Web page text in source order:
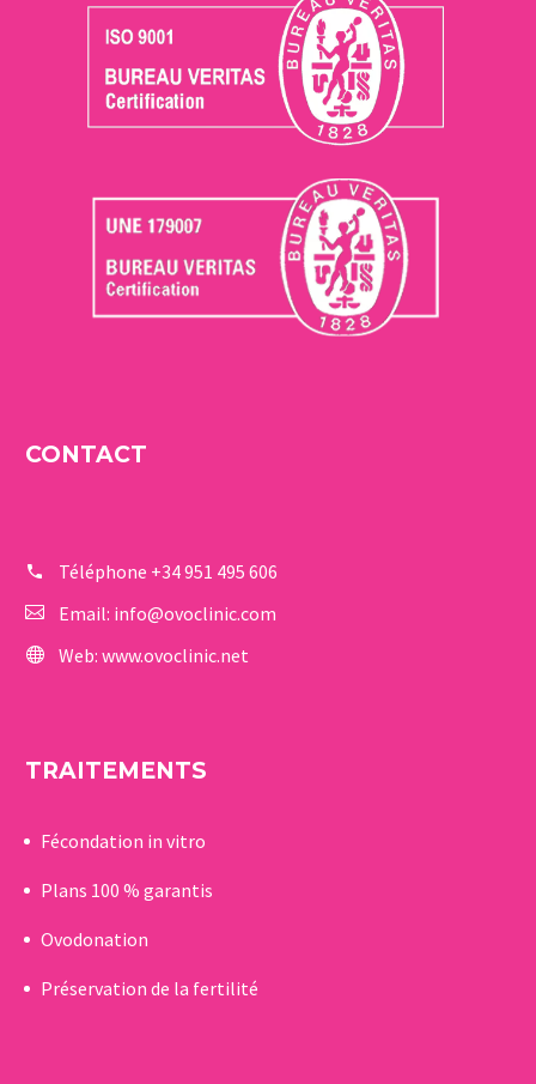
CONTACT
Téléphone +34 951 495 606
Email: info@ovoclinic.com
Web: www.ovoclinic.net
TRAITEMENTS
Fécondation in vitro
Plans 100 % garantis
Ovodonation
Préservation de la fertilité